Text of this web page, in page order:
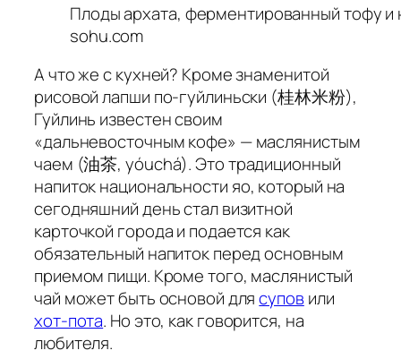
Плоды архата, ферментированный тофу и
sohu.com
А что же с кухней? Кроме знаменитой
рисовой лапши по-гуйлиньски (桂林米粉),
Гуйлинь известен своим
«дальневосточным кофе» —маслянистым
чаем (油茶, yóuchá). Это традиционный
напиток национальности яо, который на
сегодняшний день стал визитной
карточкой города и подается как
обязательный напиток перед основным
приемом пищи. Кроме того, маслянистый
чай может быть основой длясуповили
хот-пота. Но это, как говорится, на
любителя.